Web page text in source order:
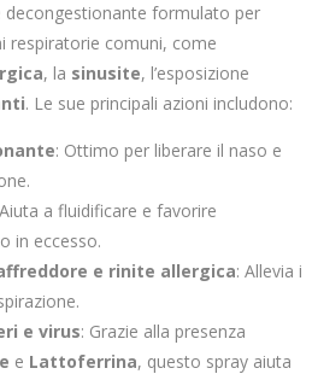
decongestionante formulato per
respiratorie comuni, come
, la sinusite, l’esposizione
. Le sue principali azioni includono:
: Ottimo per liberare il naso e
a fluidificare e favorire
in eccesso.
e rinite allergica: Allevia i
e virus: Grazie alla presenza
e Lattoferrina, questo spray aiuta